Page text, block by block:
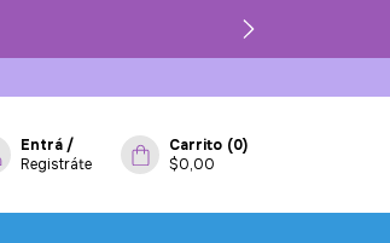
Entrá /
Registráte
Carrito (0)
$0,00